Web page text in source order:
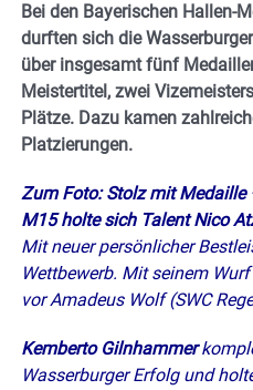
Bei den Bayerischen Hallen-
durften sich die
über insgesamt fünf
Meistertitel, zwei
Plätze. Dazu kamen
Platzierungen.
Zum Foto: Stolz mit
M15 holte sich Talent Nico
Mit neuer persönlicher
Wettbewerb. Mit seinem
vor Amadeus Wolf (SWC
Kemberto Gilnhammer
Wasserburger Erfolg und